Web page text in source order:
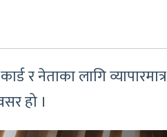
र नेताका लागि
हो ।